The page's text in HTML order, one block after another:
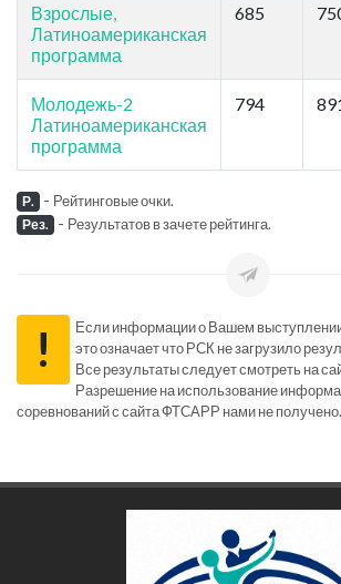
Взрослые,
Латиноамериканская
программа
685
Молодежь-2
Латиноамериканская
программа
794
Р. - Рейтинговые очки.
Рез. - Результатов в зачете рейтинга.
!
Если информации о Вашем выступлении
это означает что РСК не загрузило
Все результаты следует смотреть на
Разрешение на использование
соревнований с сайта ФТСАРР нами не получено.